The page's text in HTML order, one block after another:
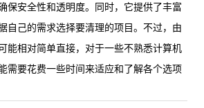
保安全性和透明度。同时，它提供了丰富
自己的需求选择要清理的项目。不过，由
能相对简单直接，对于一些不熟悉计算机
需要花费一些时间来适应和了解各个选项